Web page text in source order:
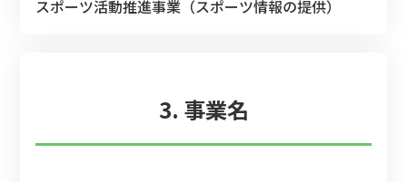
スポーツ活動推進事業（スポーツ情報の提供）
3. 事業名